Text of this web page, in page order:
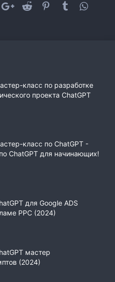
Google+Reddit PinterestTumblr
класс по разработке
проекта ChatGPT
класс по ChatGPT -
ChatGPT для начинающих!
для Google ADS
PPC (2024)
мастер
(2024)